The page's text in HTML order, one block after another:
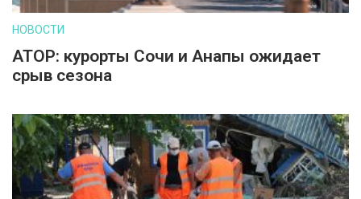
НОВОСТИ
АТОР: курорты Сочи и Анапы ожидает
срыв сезона